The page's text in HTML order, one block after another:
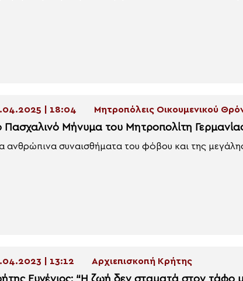
| 18:04 Μητροπόλεις Οικουμενικού
Πασχαλινό Μήνυμα του Μητροπολίτη
ανθρώπινα συναισθήματα του φόβου και της
| 13:12 Αρχιεπισκοπή Κρήτης